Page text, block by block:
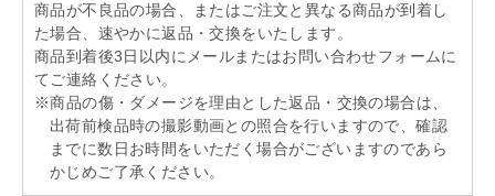
商品が不良品の場合、またはご注文と異なる商品が到着し
た場合、速やかに返品・交換をいたします。
商品到着後3日以内にメールまたはお問い合わせフォームに
てご連絡ください。
※商品の傷・ダメージを理由とした返品・交換の場合は、
出荷前検品時の撮影動画との照合を行いますので、確認
までに数日お時間をいただく場合がございますのであら
かじめご了承ください。